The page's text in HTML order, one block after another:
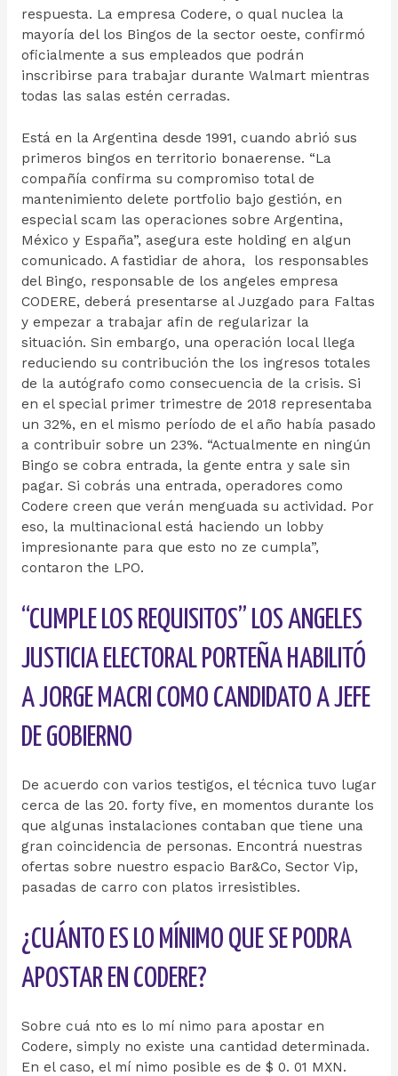
respuesta. La empresa Codere, o qual nuclea la
mayoría del los Bingos de la sector oeste, confirmó
oficialmente a sus empleados que podrán
inscribirse para trabajar durante Walmart mientras
todas las salas estén cerradas.
Está en la Argentina desde 1991, cuando abrió sus
primeros bingos en territorio bonaerense. “La
compañía confirma su compromiso total de
mantenimiento delete portfolio bajo gestión, en
especial scam las operaciones sobre Argentina,
México y España”, asegura este holding en algun
comunicado. A fastidiar de ahora, los responsables
del Bingo, responsable de los angeles empresa
CODERE, deberá presentarse al Juzgado para Faltas
y empezar a trabajar afin de regularizar la
situación. Sin embargo, una operación local llega
reduciendo su contribución the los ingresos totales
de la autógrafo como consecuencia de la crisis. Si
en el special primer trimestre de 2018 representaba
un 32%, en el mismo período de el año había pasado
a contribuir sobre un 23%. “Actualmente en ningún
Bingo se cobra entrada, la gente entra y sale sin
pagar. Si cobrás una entrada, operadores como
Codere creen que verán menguada su actividad. Por
eso, la multinacional está haciendo un lobby
impresionante para que esto no ze cumpla”,
contaron the LPO.
“CUMPLE LOS REQUISITOS” LOS ANGELES
JUSTICIA ELECTORAL PORTEÑA HABILITÓ
A JORGE MACRI COMO CANDIDATO A JEFE
DE GOBIERNO
De acuerdo con varios testigos, el técnica tuvo lugar
cerca de las 20. forty five, en momentos durante los
que algunas instalaciones contaban que tiene una
gran coincidencia de personas. Encontrá nuestras
ofertas sobre nuestro espacio Bar&Co, Sector Vip,
pasadas de carro con platos irresistibles.
¿CUÁNTO ES LO MÍNIMO QUE SE PODRA
APOSTAR EN CODERE?
Sobre cuá nto es lo mí nimo para apostar en
Codere, simply no existe una cantidad determinada.
En el caso, el mí nimo posible es de $ 0. 01 MXN.